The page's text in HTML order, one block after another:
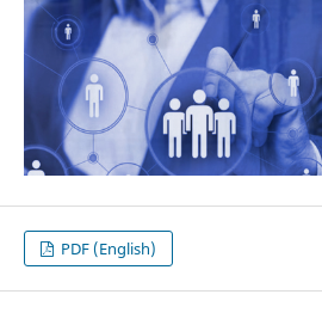
PDF (English)